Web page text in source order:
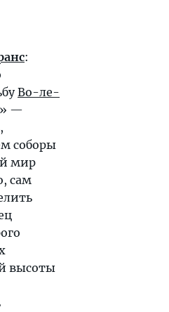
:
Во-ле-
—
,
соборы
мир
сам
высоты